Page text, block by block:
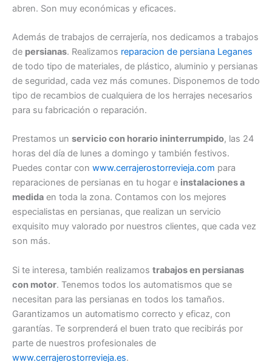
abren. Son muy económicas y eficaces.
Además de trabajos de cerrajería, nos dedicamos a trabajos
de persianas. Realizamos reparacion de persiana Leganes
de todo tipo de materiales, de plástico, aluminio y persianas
de seguridad, cada vez más comunes. Disponemos de todo
tipo de recambios de cualquiera de los herrajes necesarios
para su fabricación o reparación.
Prestamos un servicio con horario ininterrumpido, las 24
horas del día de lunes a domingo y también festivos.
Puedes contar con www.cerrajerostorrevieja.com para
reparaciones de persianas en tu hogar e instalaciones a
medida en toda la zona. Contamos con los mejores
especialistas en persianas, que realizan un servicio
exquisito muy valorado por nuestros clientes, que cada vez
son más.
Si te interesa, también realizamos trabajos en persianas
con motor. Tenemos todos los automatismos que se
necesitan para las persianas en todos los tamaños.
Garantizamos un automatismo correcto y eficaz, con
garantías. Te sorprenderá el buen trato que recibirás por
parte de nuestros profesionales de
www.cerrajerostorrevieja.es.